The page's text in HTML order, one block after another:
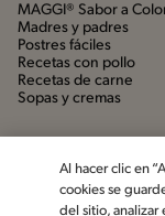
MAGGI® Sabor a
Madres y padres
Postres fáciles
Recetas con pollo
Recetas de carne
Sopas y cremas
Al hacer clic en
cookies se
del sitio, analizar